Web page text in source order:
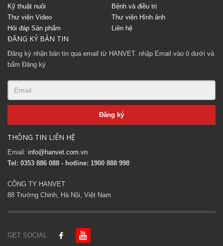
Kỹ thuật nuôi
Bệnh và điều trị
Thư viện Video
Thư viện Hình ảnh
Hỏi đáp Sản phẩm
Liên hệ
ĐĂNG KÝ BẢN TIN
Đăng ký nhận bản tin qua email từ HANVET. nhập Email vào ô dưới và
bấm Đăng ký
THÔNG TIN LIÊN HỆ
Email: info@hanvet.com.vn
Tel: 0353 886 088 - hotline: 1900 888 998
CÔNG TY HANVET
88 Trường Chinh, Hà Nội, Việt Nam
GET SOCIAL